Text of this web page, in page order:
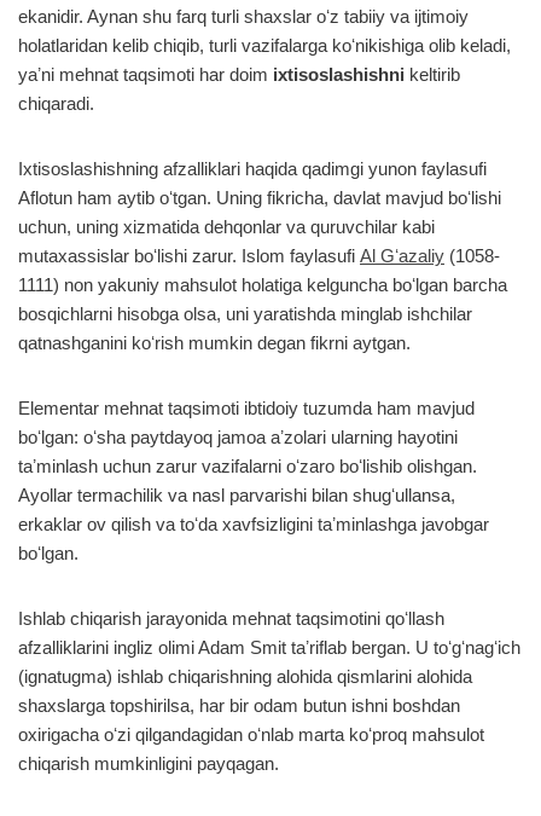
ekanidir. Aynan shu farq turli shaxslar oʻz tabiiy va ijtimoiy
holatlaridan kelib chiqib, turli vazifalarga koʻnikishiga olib keladi,
yaʼni mehnat taqsimoti har doim ixtisoslashishni keltirib
chiqaradi.
Ixtisoslashishning afzalliklari haqida qadimgi yunon faylasufi
Aflotun ham aytib oʻtgan. Uning fikricha, davlat mavjud boʻlishi
uchun, uning xizmatida dehqonlar va quruvchilar kabi
mutaxassislar boʻlishi zarur. Islom faylasufi Al Gʻazaliy (1058-
1111) non yakuniy mahsulot holatiga kelguncha boʻlgan barcha
bosqichlarni hisobga olsa, uni yaratishda minglab ishchilar
qatnashganini koʻrish mumkin degan fikrni aytgan.
Elementar mehnat taqsimoti ibtidoiy tuzumda ham mavjud
boʻlgan: oʻsha paytdayoq jamoa aʼzolari ularning hayotini
taʼminlash uchun zarur vazifalarni oʻzaro boʻlishib olishgan.
Ayollar termachilik va nasl parvarishi bilan shugʻullansa,
erkaklar ov qilish va toʻda xavfsizligini taʼminlashga javobgar
boʻlgan.
Ishlab chiqarish jarayonida mehnat taqsimotini qoʻllash
afzalliklarini ingliz olimi Adam Smit taʼriflab bergan. U toʻgʻnagʻich
(ignatugma) ishlab chiqarishning alohida qismlarini alohida
shaxslarga topshirilsa, har bir odam butun ishni boshdan
oxirigacha oʻzi qilgandagidan oʻnlab marta koʻproq mahsulot
chiqarish mumkinligini payqagan.